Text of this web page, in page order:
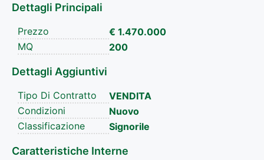
Dettagli Principali
Prezzo
€ 1.470.000
MQ
200
Dettagli Aggiuntivi
Tipo Di Contratto
VENDITA
Condizioni
Nuovo
Classificazione
Signorile
Caratteristiche Interne